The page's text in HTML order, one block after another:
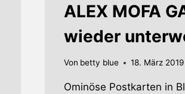
ALEX MOFA
wieder
Von betty blue 18. März 2019
Ominöse Postkarten in